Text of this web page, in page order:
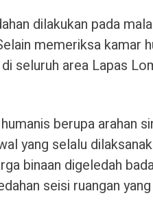
dilakukan pada
memeriksa kamar
seluruh area Lapas
berupa arahan
yang selalu
binaan digeledah
seisi ruangan